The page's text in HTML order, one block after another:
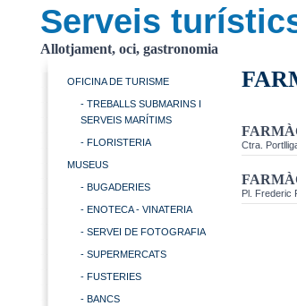
Serveis
Allotjament, oci, gastronomia
OFICINA DE TURISME
- TREBALLS SUBMARINS I
SERVEIS MARÍTIMS
- FLORISTERIA
MUSEUS
- BUGADERIES
- ENOTECA - VINATERIA
- SERVEI DE FOTOGRAFIA
- SUPERMERCATS
- FUSTERIES
- BANCS
Ctra.
Pl. Frederic